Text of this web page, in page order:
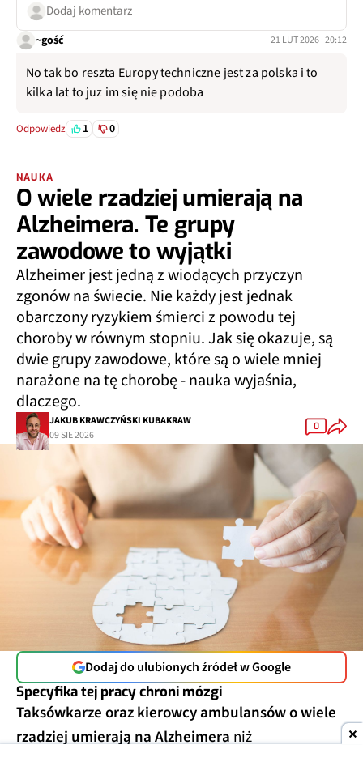
Dodaj komentarz
~gość 21 LUT 2026 · 20:12
No tak bo reszta Europy techniczne jest za polska i to
kilka lat to juz im się nie podoba
Odpowiedz 1 0
NAUKA
O wiele rzadziej umierają na
Alzheimera. Te grupy
zawodowe to wyjątki
Alzheimer jest jedną z wiodących przyczyn
zgonów na świecie. Nie każdy jest jednak
obarczony ryzykiem śmierci z powodu tej
choroby w równym stopniu. Jak się okazuje, są
dwie grupy zawodowe, które są o wiele mniej
narażone na tę chorobę - nauka wyjaśnia,
dlaczego.
JAKUB KRAWCZYŃSKI KUBAKRAW
09 SIE 2026
0
Dodaj do ulubionych źródeł w Google
Specyfika tej pracy chroni mózgi
Taksówkarze oraz kierowcy ambulansów o wiele
rzadziej umierają na Alzheimera niż